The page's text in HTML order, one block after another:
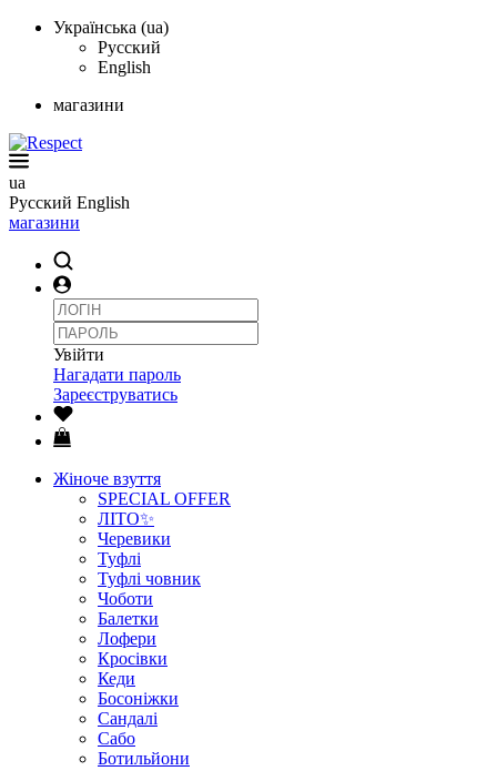
Українська (ua)
Русский
English
магазини
ua
Русский English
магазини
Увійти
Нагадати пароль
Зареєструватись
Жіноче взуття
SPECIAL OFFER
ЛІТО✨
Черевики
Туфлі
Туфлі човник
Чоботи
Балетки
Лофери
Кросівки
Кеди
Босоніжки
Сандалі
Сабо
Ботильйони